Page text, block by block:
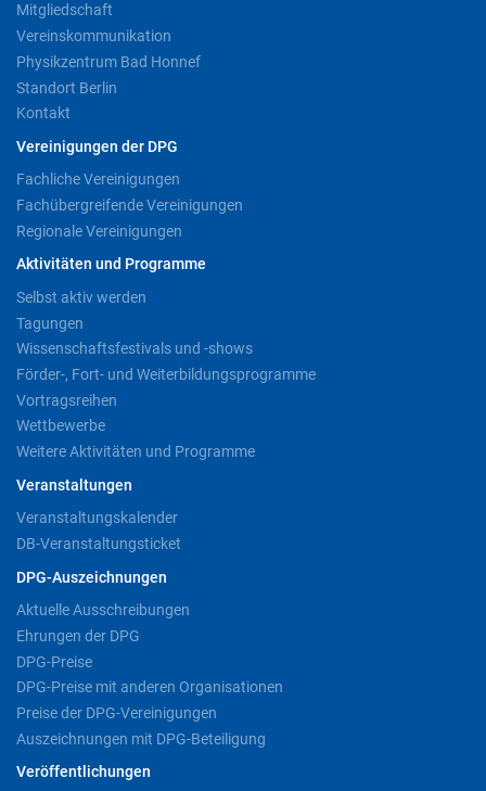
Mitgliedschaft
Vereinskommunikation
Physikzentrum Bad Honnef
Standort Berlin
Kontakt
Vereinigungen der DPG
Fachliche Vereinigungen
Fachübergreifende Vereinigungen
Regionale Vereinigungen
Aktivitäten und Programme
Selbst aktiv werden
Tagungen
Wissenschaftsfestivals und -shows
Förder-, Fort- und Weiterbildungsprogramme
Vortragsreihen
Wettbewerbe
Weitere Aktivitäten und Programme
Veranstaltungen
Veranstaltungskalender
DB-Veranstaltungsticket
DPG-Auszeichnungen
Aktuelle Ausschreibungen
Ehrungen der DPG
DPG-Preise
DPG-Preise mit anderen Organisationen
Preise der DPG-Vereinigungen
Auszeichnungen mit DPG-Beteiligung
Veröffentlichungen